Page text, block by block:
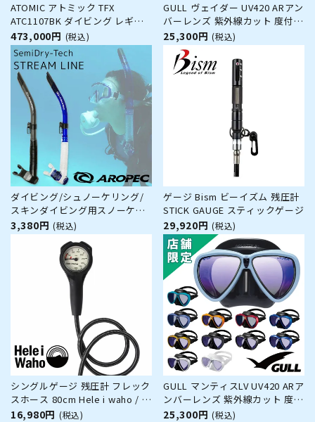
ATOMIC アトミック TFX
ATC1107BK ダイビング レギュ
レーター 重器材
473,000円 (税込)
GULL ヴェイダー UV420 ARアン
バーレンズ 紫外線カット 度付き
レンズ（オーダー）対応 GM-
1293D GM-1294D ダイビング マ
スク
25,300円 (税込)
ダイビング/シュノーケリング/
スキンダイビング用スノーケル
シリコンマウスピース付 【S1
SemiDry-Tech STREAMLINE /
ダイビングスノーケル】
AROPEC(アロペック)
3,380円 (税込)
ゲージ Bism ビーイズム 残圧計
STICK GAUGE スティックゲージ
29,920円 (税込)
シングルゲージ 残圧計 フレック
スホース 80cm Hele i waho / ヘ
レイワホ ダイビング 重器材 海
16,980円 (税込)
GULL マンティスLV UV420 ARア
ンバーレンズ 紫外線カット 度付
きレンズ対応 GM-1290D GM-
25,300円 (税込)